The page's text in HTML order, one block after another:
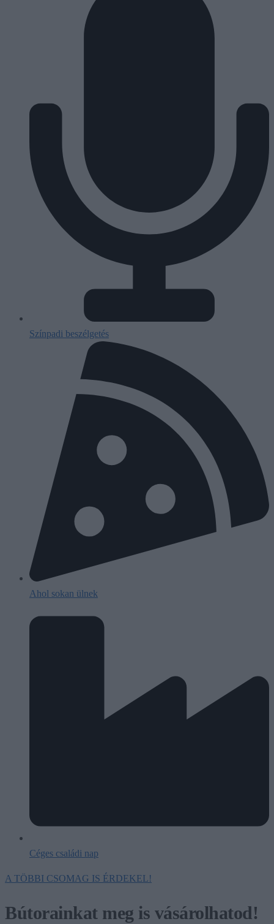
Színpadi beszélgetés
Ahol sokan ülnek
Céges családi nap
A TÖBBI CSOMAG IS ÉRDEKEL!
Bútorainkat meg is vásárolhatod!